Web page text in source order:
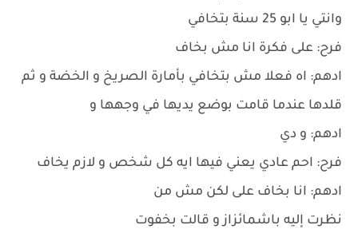
وانتي يا ابو 25 سنة بتخافي
فرح: على فكرة انا مش بخاف
ادهم: اه فعلا مش بتخافي بأمارة الصريخ و الخضة و ثم
قلدها عندما قامت بوضع يديها في وجهها و
ادهم: و دي
فرح: احم عادي يعني فيها ايه كل شخص و لازم يخاف
ادهم: انا بخاف على لكن مش من
نظرت إليه باشمائزاز و قالت بخفوت